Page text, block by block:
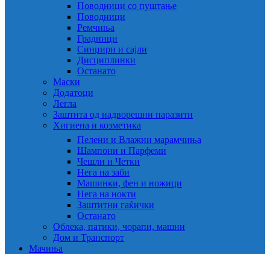
Поводници со пуштање
Поводници
Ремчиња
Градници
Синџири и сајли
Дисциплинки
Останато
Маски
Додатоци
Легла
Заштита од надворешни паразити
Хигиена и козметика
Пелени и Влажни марамчиња
Шампони и Парфеми
Чешли и Четки
Нега на заби
Машинки, фен и ножици
Нега на нокти
Заштитни гаќички
Останато
Облека, патики, чорапи, машни
Дом и Транспорт
Мачиња